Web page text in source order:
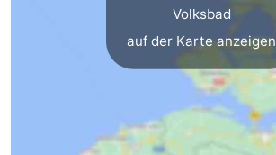
Volksbad
auf der Karte anzeigen